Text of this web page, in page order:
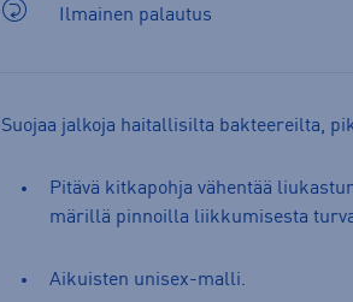
Ilmainen palautus
Suojaa jalkoja haitallisilta bakteereilta,
Pitävä kitkapohja vähentää
märillä pinnoilla liikkumisesta
Aikuisten unisex-malli.